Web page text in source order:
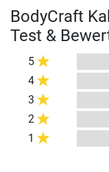
BodyCraft
Test &
5
4
3
2
1